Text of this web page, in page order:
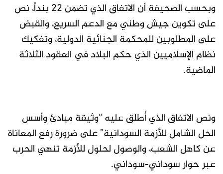
وبحسب الصحيفة أن الاتفاق الذي تضمن 22 بنداً، نص
على تكوين جيش وطني مع الدعم السريع، والقبض
على المطلوبين للمحكمة الجنائية الدولية، وتفكيك
نظام الإسلاميين الذي حكم البلاد في العقود الثلاثة
الماضية.
ونص الاتفاق الذي أُطلق عليه “وثيقة مبادئ وأسس
الحل الشامل للأزمة السودانية” على ضرورة رفع المعاناة
عن كاهل الشعب، والوصول لحلول للأزمة تنهي الحرب
عبر حوار سوداني-سوداني.